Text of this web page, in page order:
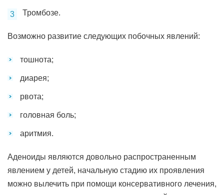
Тромбозе.
Возможно развитие следующих побочных явлений:
тошнота;
диарея;
рвота;
головная боль;
аритмия.
Аденоиды являются довольно распространенным
явлением у детей, начальную стадию их проявления
можно вылечить при помощи консервативного лечения,